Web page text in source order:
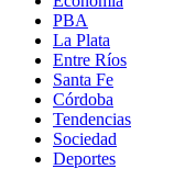
PBA
La Plata
Entre Ríos
Santa Fe
Córdoba
Tendencias
Sociedad
Deportes